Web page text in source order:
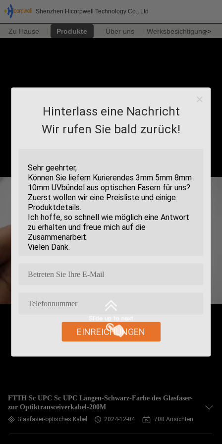
Shenzhen Hicorpwell Technology Co., Ltd
Zu Hause Produkte Über uns Werksbesichtigung>>
Hinterlass eine Nachricht
Wir rufen Sie bald zurück!
EINREICHUNGEN
FTTH Sc UPC Sc UPC Längen-Schwarz-Farbe des Glasfaser-
zur Optiktransceiverkabel-200M
Glasfaser-optisches Kabel 2024-12-04 708 Ansichten